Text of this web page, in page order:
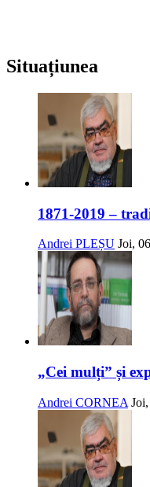
Situațiunea
1871-2019 –
Andrei PLEȘU Joi,
„Cei mulți” și
Andrei CORNEA